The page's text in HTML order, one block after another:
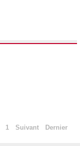
1 Suivant Dernier